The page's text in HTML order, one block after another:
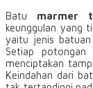
Batu marmer
keunggulan yang
yaitu jenis batuan
Setiap
menciptakan
Keindahan dari